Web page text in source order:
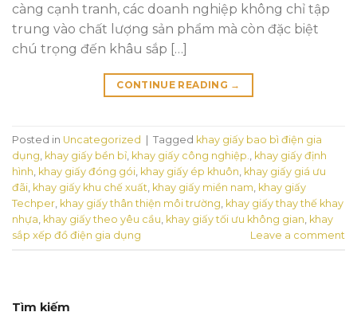
càng cạnh tranh, các doanh nghiệp không chỉ tập
trung vào chất lượng sản phẩm mà còn đặc biệt
chú trọng đến khâu sắp […]
CONTINUE READING →
Posted in Uncategorized | Tagged khay giấy bao bì điện gia
dụng khay giấy bền bỉ khay giấy công nghiệp.
khay giấy định
hình khay giấy đóng gói khay giấy ép khuôn khay giấy giá ưu
đãi khay giấy khu chế xuất khay giấy miền nam khay giấy
Techper khay giấy thân thiện môi trường khay giấy thay thế khay
nhựa khay giấy theo yêu cầu khay giấy tối ưu không gian khay
sắp xếp đồ điện gia dụng
Leave a comment
Tìm kiếm